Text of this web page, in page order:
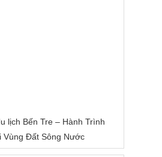
lịch Bến Tre – Hành Trình
Vùng Đất Sông Nước